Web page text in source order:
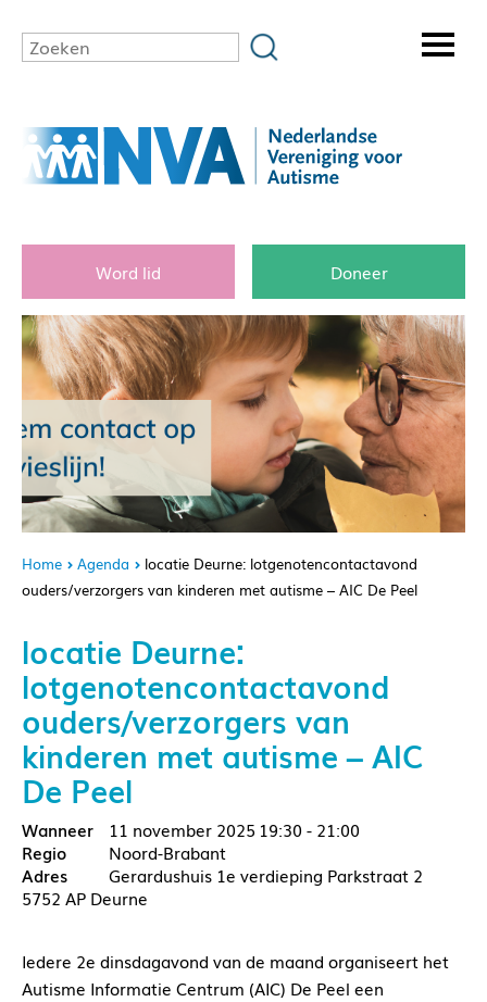
Word lid Doneer
Home Agenda
locatie Deurne: lotgenotencontactavond
ouders/verzorgers van kinderen met autisme – AIC De Peel
locatie Deurne:
lotgenotencontactavond
ouders/verzorgers van
kinderen met autisme – AIC
De Peel
11 november 2025 19:30 - 21:00
Noord-Brabant
Gerardushuis 1e verdieping Parkstraat 2
5752 AP Deurne
Iedere 2e dinsdagavond van de maand organiseert het
Autisme Informatie Centrum (AIC) De Peel een